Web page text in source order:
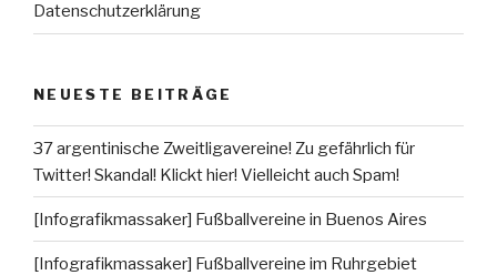
Datenschutzerklärung
NEUESTE BEITRÄGE
37 argentinische Zweitligavereine! Zu gefährlich für
Twitter! Skandal! Klickt hier! Vielleicht auch Spam!
[Infografikmassaker] Fußballvereine in Buenos Aires
[Infografikmassaker] Fußballvereine im Ruhrgebiet